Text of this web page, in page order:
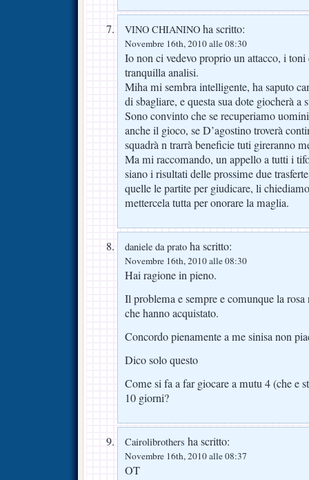
VINO CHIANINO ha scritto:
Novembre 16th, 2010 alle 08:30
Io non ci vedevo proprio un attacco, i
tranquilla analisi.
Miha mi sembra intelligente, ha saputo
di sbagliare, e questa sua dote giocherà a
Sono convinto che se recuperiamo
anche il gioco, se D’agostino troverà
squadrà n trarrà beneficie tuti gireranno
Ma mi raccomando, un appello a tutti i
siano i risultati delle prossime due
quelle le partite per giudicare, li
mettercela tutta per onorare la maglia.
daniele da prato ha scritto:
Novembre 16th, 2010 alle 08:30
Hai ragione in pieno.
Il problema e sempre e comunque la
che hanno acquistato.
Concordo pienamente a me sinisa non
Dico solo questo
Come si fa a far giocare a mutu 4 (che e
10 giorni?
Cairolibrothers ha scritto:
Novembre 16th, 2010 alle 08:37
OT